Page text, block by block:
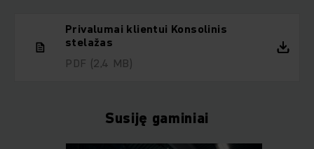
Privalumai klientui Konsolinis
stelažas
PDF (2,4 MB)
Susiję gaminiai